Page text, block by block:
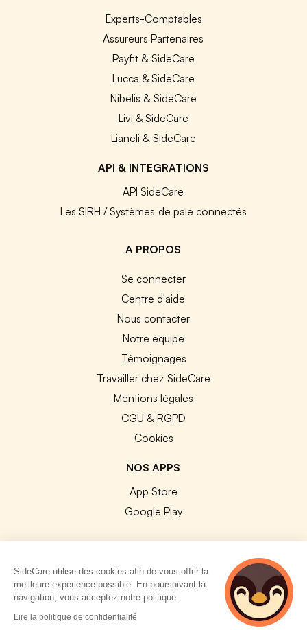
Experts-Comptables
Assureurs Partenaires
Payfit & SideCare
Lucca & SideCare
Nibelis & SideCare
Livi & SideCare
Lianeli & SideCare
API & INTEGRATIONS
API SideCare
Les SIRH / Systèmes de paie connectés
A PROPOS
Se connecter
Centre d'aide
Nous contacter
Notre équipe
Témoignages
Travailler chez SideCare
Mentions légales
CGU & RGPD
Cookies
NOS APPS
App Store
Google Play
© 2026 SideCare. Tous droits réservés.
SideCare utilise des cookies afin de vous offrir la
meilleure expérience possible. En poursuivant la
navigation, vous acceptez notre politique.
Lire la politique de confidentialité
3 personnes
consultent